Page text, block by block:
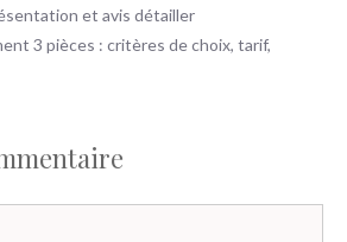
et avis détailler
3 pièces : critères de choix, tarif,